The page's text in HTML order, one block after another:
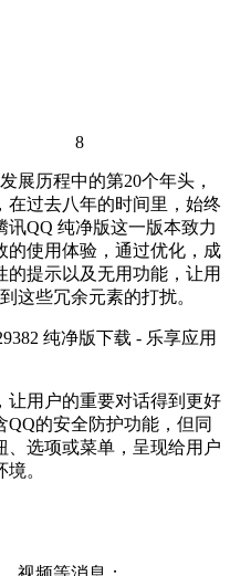
8
展历程中的第20个年头，
在过去八年的时间里，始终
QQ 纯净版这一版本致力
的使用体验，通过优化，成
提示以及无用功能，让用
这些冗余元素的打扰。
让用户的重要对话得到更好
的安全防护功能，但同
、选项或菜单，呈现给用户
。